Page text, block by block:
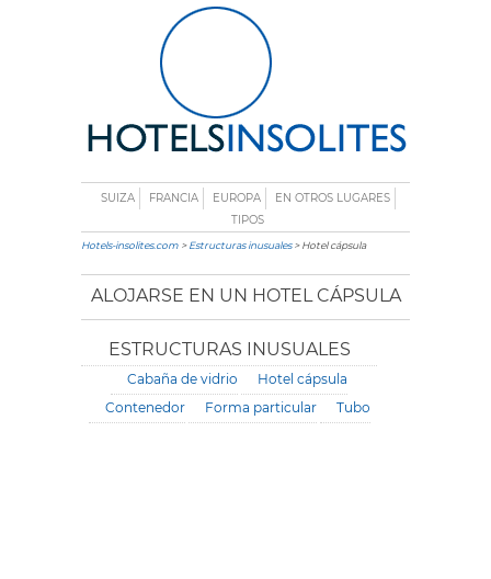
SUIZA FRANCIA EUROPA
EN OTROS LUGARES
TIPOS
Hotels-insolites.com >Estructuras inusuales> Hotel cápsula
ALOJARSE EN UN HOTEL CÁPSULA
ESTRUCTURAS INUSUALES
Cabaña de vidrio
Hotel cápsula
Contenedor
Forma particular Tubo